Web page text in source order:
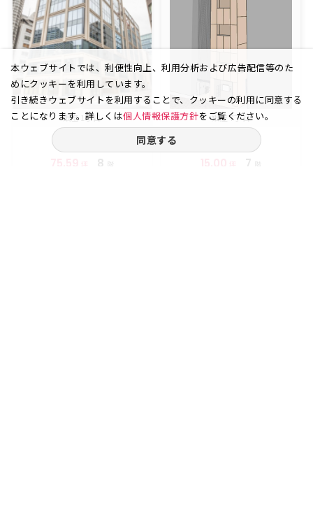
銀座 1丁目
8
階
銀座 7丁目
7 階
本ウェブサイトでは、利便性向上、利用分析および広告配信等のた
めにクッキーを利用しています。
引き続きウェブサイトを利用することで、クッキーの利用に同意する
ことになります。詳しくは個人情報保護方針をご覧ください。
同意する